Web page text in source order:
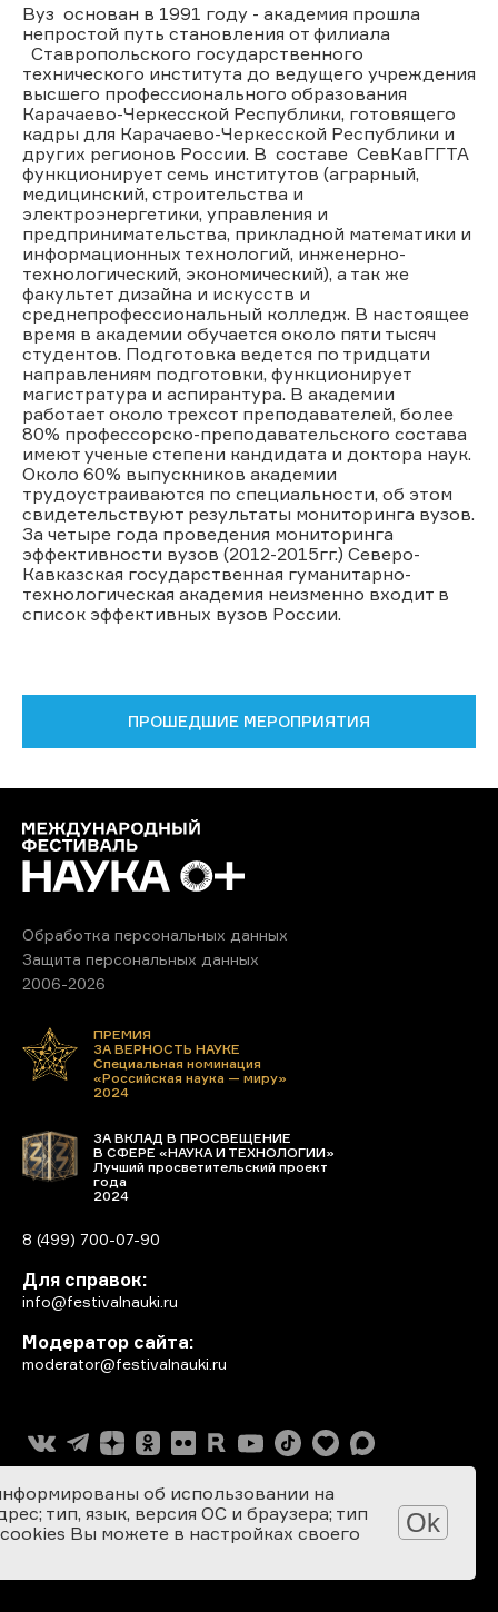
Вуз основан в 1991 году - академия прошла
непростой путь становления от филиала
Ставропольского государственного
технического института до ведущего учреждения
высшего профессионального образования
Карачаево-Черкесской Республики, готовящего
кадры для Карачаево-Черкесской Республики и
других регионов России. В составе СевКавГГТА
функционирует семь институтов (аграрный,
медицинский, строительства и
электроэнергетики, управления и
предпринимательства, прикладной математики и
информационных технологий, инженерно-
технологический, экономический), а так же
факультет дизайна и искусств и
среднепрофессиональный колледж. В настоящее
время в академии обучается около пяти тысяч
студентов. Подготовка ведется по тридцати
направлениям подготовки, функционирует
магистратура и аспирантура. В академии
работает около трехсот преподавателей, более
80% профессорско-преподавательского состава
имеют ученые степени кандидата и доктора наук.
Около 60% выпускников академии
трудоустраиваются по специальности, об этом
свидетельствуют результаты мониторинга вузов.
За четыре года проведения мониторинга
эффективности вузов (2012-2015гг.) Северо-
Кавказская государственная гуманитарно-
технологическая академия неизменно входит в
список эффективных вузов России.
ПРОШЕДШИЕ МЕРОПРИЯТИЯ
Обработка персональных данных
Защита персональных данных
2006-2026
ПРЕМИЯ
ЗА ВЕРНОСТЬ НАУКЕ
Специальная номинация
«Российская наука — миру»
2024
ЗА ВКЛАД В ПРОСВЕЩЕНИЕ
В СФЕРЕ «НАУКА И ТЕХНОЛОГИИ»
Лучший просветительский проект
года
2024
8 (499) 700-07-90
Для справок:
info@festivalnauki.ru
Модератор сайта:
moderator@festivalnauki.ru
об использовании на
тип, язык, версия ОС и браузера; тип
Вы можете в настройках своего
Ok